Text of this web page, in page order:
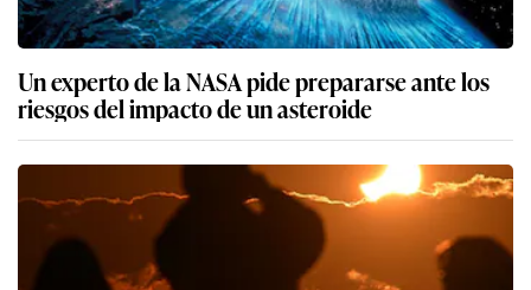
Un experto de la NASA pide prepararse ante los
riesgos del impacto de un asteroide